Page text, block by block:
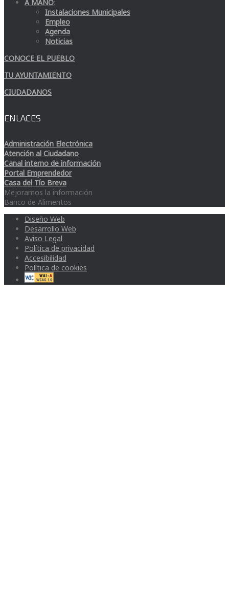
A MANO:
Instalaciones Municipales
Empleo
Agenda
Noticias
CONOCE EL PUEBLO
TU AYUNTAMIENTO
CIUDADANOS
ENLACES
Administración Electrónica
Atención al Ciudadano
Canal interno de información
Portal Emprendedor
Casa del Tío Breva
Mejoramos la información
Banco de Alimentos
Diseño Web
Desarrollo Web
Aviso Legal
Política de privacidad
Accesibilidad
Política de cookies